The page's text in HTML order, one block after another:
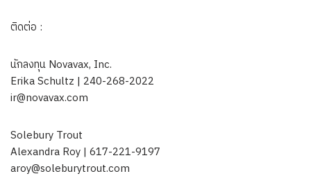
ติดต่อ :
นักลงทุน Novavax, Inc.
Erika Schultz | 240-268-2022
ir@novavax.com
Solebury Trout
Alexandra Roy | 617-221-9197
aroy@soleburytrout.com